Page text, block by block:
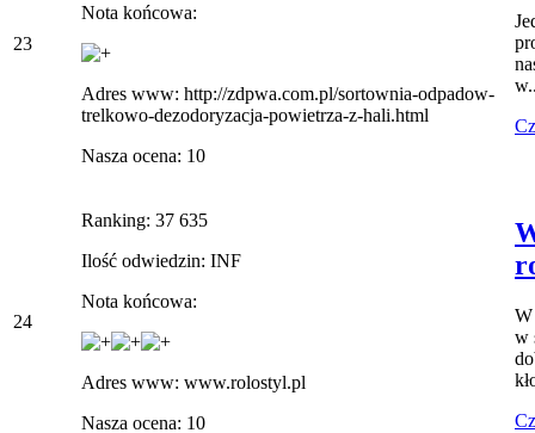
23
Nota końcowa:
Adres www: http://zdpwa.com.pl/sortownia-odpadow-
trelkowo-dezodoryzacja-powietrza-z-hali.html
Nasza ocena: 10
24
Ranking: 37 635
Ilość odwiedzin: INF
Nota końcowa:
Adres www: www.rolostyl.pl
Nasza ocena: 10
W
w